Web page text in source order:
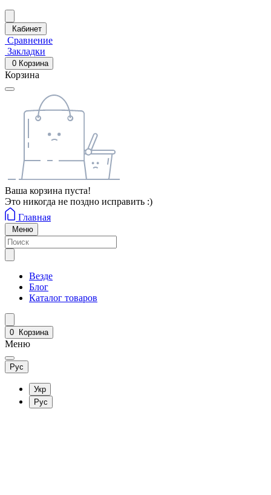
Кабинет
Сравнение
Закладки
0 Корзина
Корзина
Ваша корзина пуста!
Это никогда не поздно исправить :)
Главная
Меню
Везде
Блог
Каталог товаров
0 Корзина
Меню
Рус
Укр
Рус